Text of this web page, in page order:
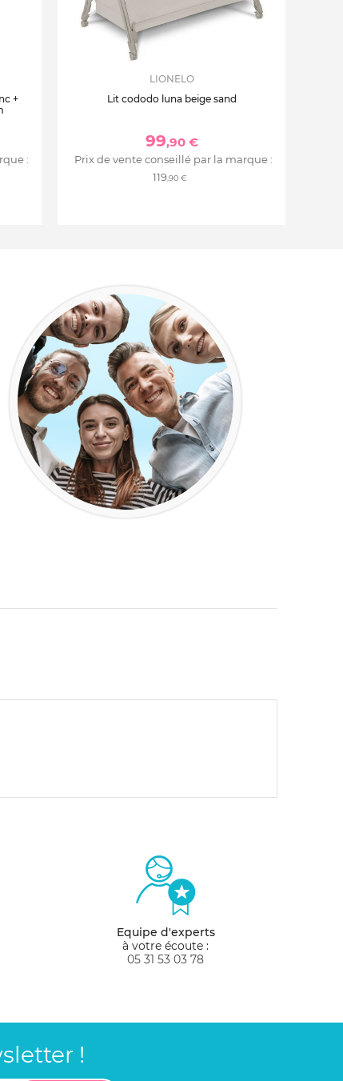
+
:
LIONELO
Lit cododo luna beige sand
99,90 €
Prix de vente conseillé par la marque :
119,90 €
Equipe d'experts
à votre écoute :
05 31 53 03 78
!